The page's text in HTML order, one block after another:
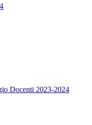
Docenti 2023-2024